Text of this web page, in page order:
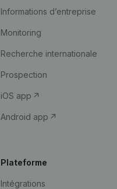
Informations d’entreprise
Monitoring
Recherche internationale
Prospection
iOS app
Android app
Plateforme
Intégrations